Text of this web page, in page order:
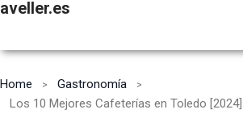
aveller.es
Home
Gastronomía
Los 10 Mejores Cafeterías en Toledo [2024]